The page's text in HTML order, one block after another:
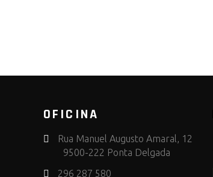
OFICINA
Rua Manuel Augusto Amaral, 12
9500-222 Ponta Delgada
296 287 580